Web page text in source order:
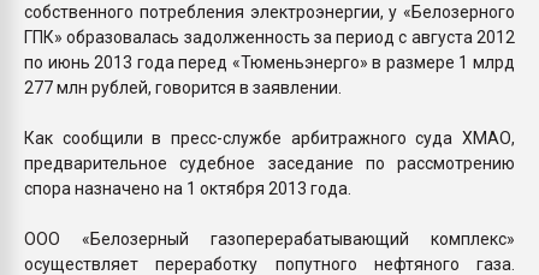
собственного потребления электроэнергии, у «Белозерного
ГПК» образовалась задолженность за период с августа 2012
по июнь 2013 года перед «Тюменьэнерго» в размере 1 млрд
277 млн рублей, говорится в заявлении.
Как сообщили в пресс-службе арбитражного суда ХМАО,
предварительное судебное заседание по рассмотрению
спора назначено на 1 октября 2013 года.
ООО «Белозерный газоперерабатывающий комплекс»
осуществляет переработку попутного нефтяного газа.